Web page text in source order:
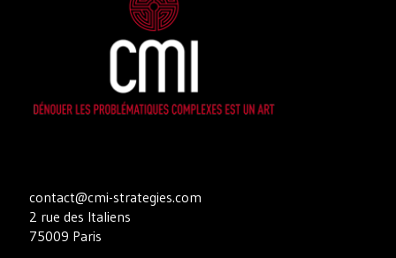
contact@cmi-strategies.com
2 rue des Italiens
75009 Paris